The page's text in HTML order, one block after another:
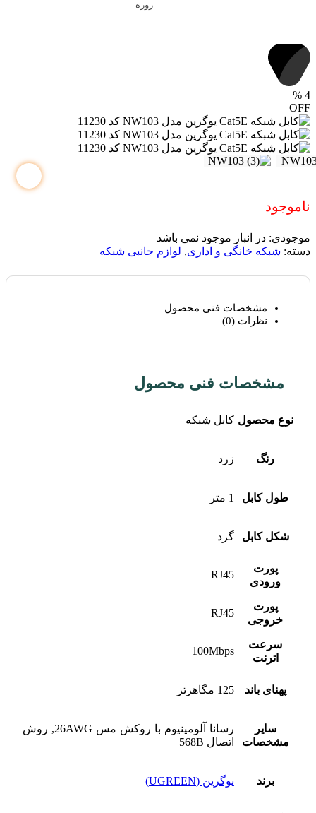
روزه
4
%
OFF
ناموجود
موجودی: در انبار موجود نمی باشد
دسته: شبکه خانگی و اداری, لوازم جانبی شبکه
مشخصات فنی محصول
نظرات (0)
مشخصات فنی محصول
نوع محصول کابل شبکه
رنگ زرد
طول کابل 1 متر
شکل کابل گرد
پورت
ورودی
RJ45
پورت
خروجی
RJ45
سرعت
اترنت
100Mbps
پهنای باند 125 مگاهرتز
سایر
مشخصات
رسانا آلومینیوم با روکش مس 26AWG, روش
اتصال 568B
برند یوگرین (UGREEN)